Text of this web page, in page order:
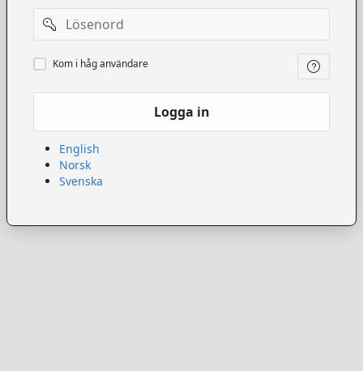
Lösenord
Kom
ihåg
Kom i håg användare
Logga in
English
Norsk
Svenska